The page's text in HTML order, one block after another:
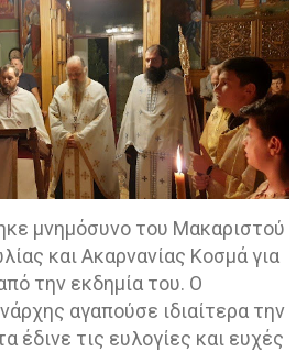
μνημόσυνο του Μακαριστού
και Ακαρνανίας Κοσμά για
την εκδημία του. Ο
αγαπούσε ιδιαίτερα την
έδινε τις ευλογίες και ευχές